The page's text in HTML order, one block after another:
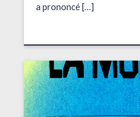
a prononcé […]